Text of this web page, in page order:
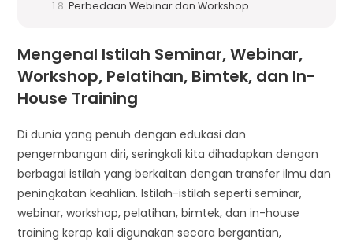
Perbedaan Webinar dan Workshop
Mengenal Istilah Seminar, Webinar,
Workshop, Pelatihan, Bimtek, dan In-
House Training
Di dunia yang penuh dengan edukasi dan
pengembangan diri, seringkali kita dihadapkan dengan
berbagai istilah yang berkaitan dengan transfer ilmu dan
peningkatan keahlian. Istilah-istilah seperti seminar,
webinar, workshop, pelatihan, bimtek, dan in-house
training kerap kali digunakan secara bergantian,